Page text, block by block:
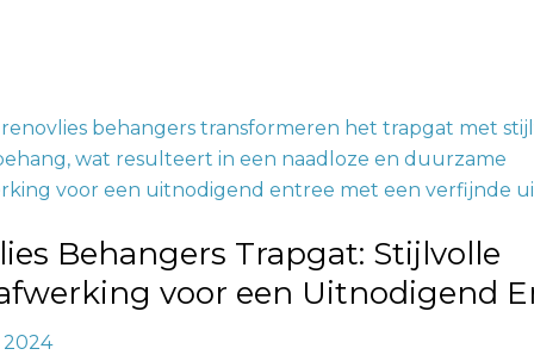
Behangers Trapgat: Stijlvolle
voor een Uitnodigend